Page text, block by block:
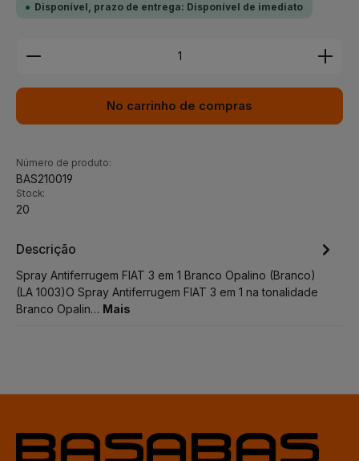
Disponível, prazo de entrega: Disponível de imediato
Quantidade do Produto: Insira a quantidade
No carrinho de compras
Número de produto:
BAS210019
Stock:
20
Descrição
Spray Antiferrugem FIAT 3 em 1 Branco Opalino (Branco)
(LA 1003)O Spray Antiferrugem FIAT 3 em 1 na tonalidade
Branco Opalin… Mais